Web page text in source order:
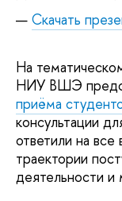
Скачать
На
НИУ ВШЭ
приёма
консультации
ответили на
траектории
деятельности и